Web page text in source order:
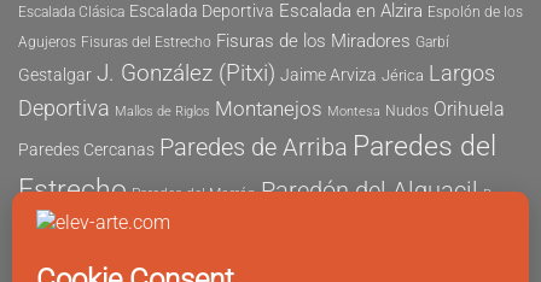
Escalada Clásica Escalada Deportiva Escalada en Alzira Espolón de los
Agujeros Fisuras del Estrecho Fisuras de los Miradores Garbí
Gestalgar J. González (Pitxi) Jaime Arviza Jérica Largos
Deportiva Mallos de Riglos Montanejos Montesa Nudos Orihuela
Paredes Cercanas Paredes de Arriba Paredes del
Estrecho Paredes del Morrón Paredón del Alguacil Pau
Peña María Peñón de Ifach
Este Sector Sur Sector Tubo Seguridad